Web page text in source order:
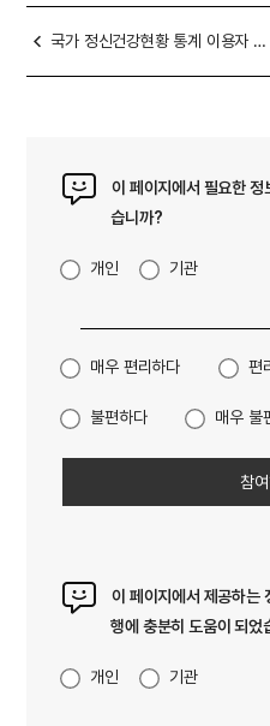
국가 정신건강현황 통계 이용자 만족도 설문조사(11.3.~11.16.)
이 페이지에서 필요한 정
습니까?
개인 기관
매우 편리하다 편
불편하다 매우 불
이 페이지에서 제공하는
행에 충분히 도움이 되었
개인 기관